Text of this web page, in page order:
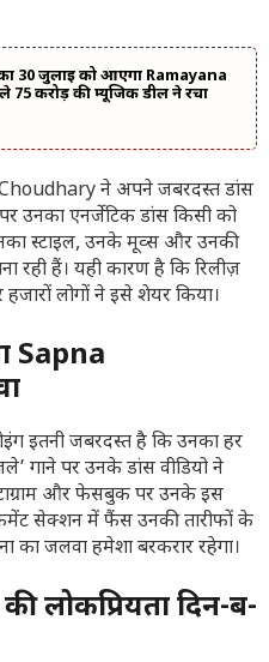
30 जुलाई को आएगा Ramayana
करोड़ की म्यूजिक डील ने रचा
Choudhary ने अपने जबरदस्त डांस
उनका एनर्जेटिक डांस किसी को
स्टाइल, उनके मूव्स और उनकी
रही हैं। यही कारण है कि रिलीज़
लोगों ने इसे शेयर किया।
Sapna
इतनी जबरदस्त है कि उनका हर
गाने पर उनके डांस वीडियो ने
और फेसबुक पर उनके इस
सेक्शन में फैंस उनकी तारीफों के
जलवा हमेशा बरकरार रहेगा।
लोकप्रियता दिन-ब-